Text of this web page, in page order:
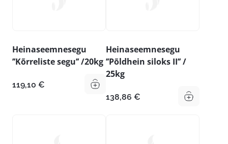
Heinaseemnesegu
’’Kõrreliste segu’’ /20kg
119,10 €
Heinaseemnesegu
’’Põldhein siloks II’’ /
25kg
138,86 €